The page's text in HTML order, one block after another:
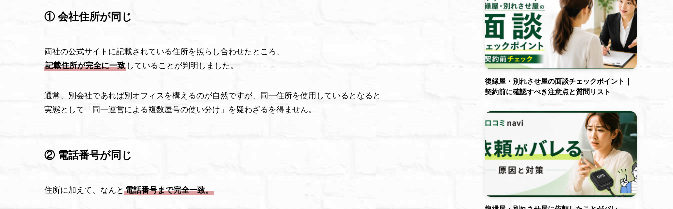
① 会社住所が同じ
両社の公式サイトに記載されている住所を照らし合わせたところ、
記載住所が完全に一致 していることが判明しました。
通常、別会社であれば別オフィスを構えるのが自然ですが、同一住所を使用しているとなると
実態として「同一運営による複数屋号の使い分け」を疑わざるを得ません。
② 電話番号が同じ
住所に加えて、なんと 電話番号まで完全一致。
復縁屋・別れさせ屋の面談チェックポイント｜
契約前に確認すべき注意点と質問リスト